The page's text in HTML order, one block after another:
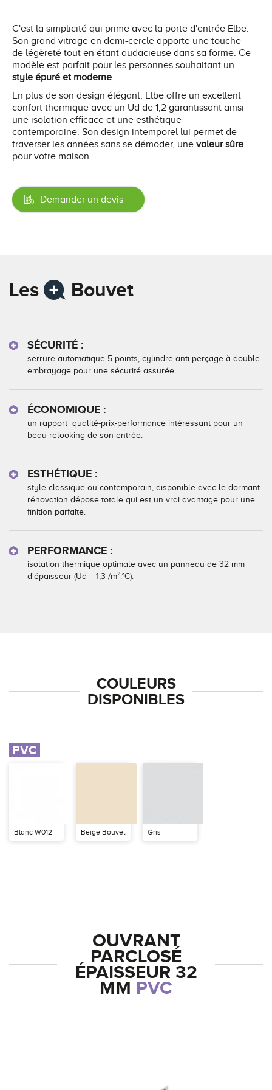
C'est la simplicité qui prime avec la porte d'entrée Elbe.
Son grand vitrage en demi-cercle apporte une touche
de légèreté tout en étant audacieuse dans sa forme. Ce
modèle est parfait pour les personnes souhaitant un
style épuré et moderne.
En plus de son design élégant, Elbe offre un excellent
confort thermique avec un Ud de 1,2 garantissant ainsi
une isolation efficace et une esthétique
contemporaine. Son design intemporel lui permet de
traverser les années sans se démoder, une valeur sûre
pour votre maison.
Demander un devis
Les Bouvet
SÉCURITÉ :
serrure automatique 5 points, cylindre anti-perçage à double
embrayage pour une sécurité assurée.
ÉCONOMIQUE :
un rapport qualité-prix-performance intéressant pour un
beau relooking de son entrée.
ESTHÉTIQUE :
style classique ou contemporain, disponible avec le dormant
rénovation dépose totale qui est un vrai avantage pour une
finition parfaite.
PERFORMANCE :
isolation thermique optimale avec un panneau de 32 mm
d'épaisseur (Ud = 1,3 /m².°C).
COULEURS
DISPONIBLES
PVC
Blanc W012 Beige Bouvet Gris
OUVRANT
PARCLOSÉ
ÉPAISSEUR 32
MM PVC